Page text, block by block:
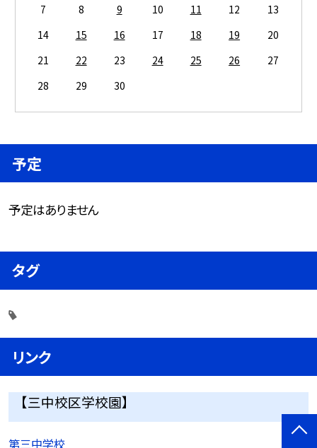
7
8 9 10 11 12
13
14
15 16 17 18 19
20
21
22 23 24 25 26
27
28
29 30
予定
予定はありません
タグ
リンク
【三中校区学校園】
第三中学校